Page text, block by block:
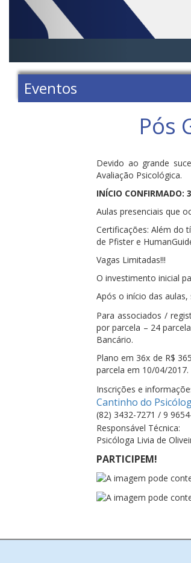
Eventos
Pós
Devido ao grande
Avaliação Psicológica.
INÍCIO CONFIRMADO:
Aulas presenciais que
Certificações: Além do
de Pfister e
Vagas Limitadas!!!
O investimento inicial
Após o início das
Para associados /
por parcela – 24
Bancário.
Plano em 36x de R$
parcela em 10/04/2017.
Inscrições e
Cantinho do
(82) 3432-7271 / 9
Responsável Técnica:
Psicóloga Livia de
PARTICIPEM!